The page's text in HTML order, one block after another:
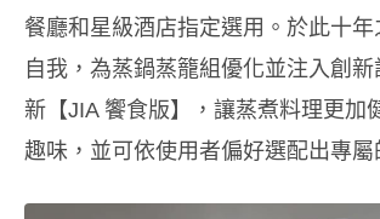
餐廳和星級酒店指定選用。於此十
自我，為蒸鍋蒸籠組優化並注入創新
新【JIA 饗食版】，讓蒸煮料理更加
趣味，並可依使用者偏好選配出專屬